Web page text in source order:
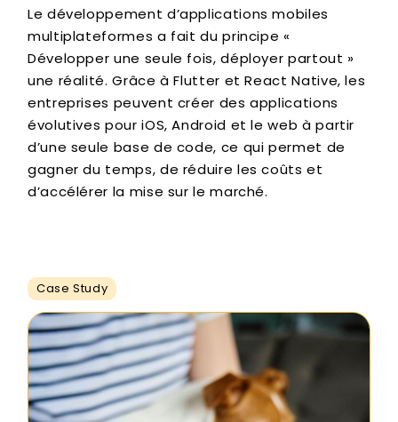
Le développement d’applications mobiles
multiplateformes a fait du principe «
Développer une seule fois, déployer partout »
une réalité. Grâce à Flutter et React Native, les
entreprises peuvent créer des applications
évolutives pour iOS, Android et le web à partir
d’une seule base de code, ce qui permet de
gagner du temps, de réduire les coûts et
d’accélérer la mise sur le marché.
Case Study